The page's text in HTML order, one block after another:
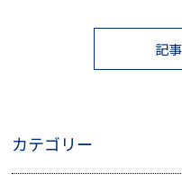
記
カテゴリー